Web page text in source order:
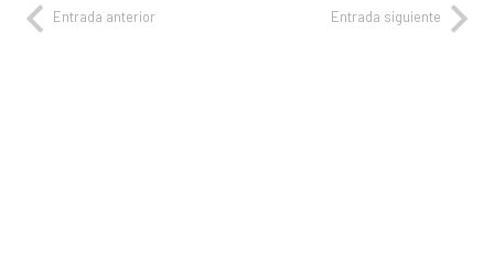
Entrada anterior Entrada siguiente